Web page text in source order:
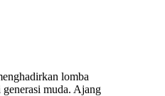
lomba
muda. Ajang